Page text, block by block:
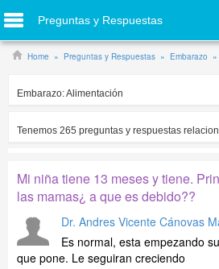
Preguntas y Respuestas
Home Preguntas y Respuestas Embarazo
Embarazo:Alimentación
Tenemos 265 preguntas y respuestas
Mi niña tiene 13 meses y tiene.
las mamas¿ a que es debido??
Dr. Andres Vicente Cánovas
Es normal, esta empezando
que pone. Le seguiran creciendo